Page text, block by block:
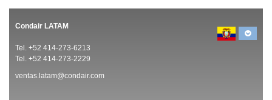
Condair LATAM
Tel. +52 414-273-6213
Tel. +52 414-273-2229
ventas.latam@condair.com